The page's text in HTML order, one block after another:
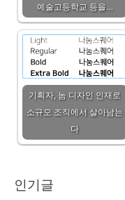
예술고등학교 등을…
기획자, 놈 디자인 인재로
소규모 조직에서 살아남는
다
인기글